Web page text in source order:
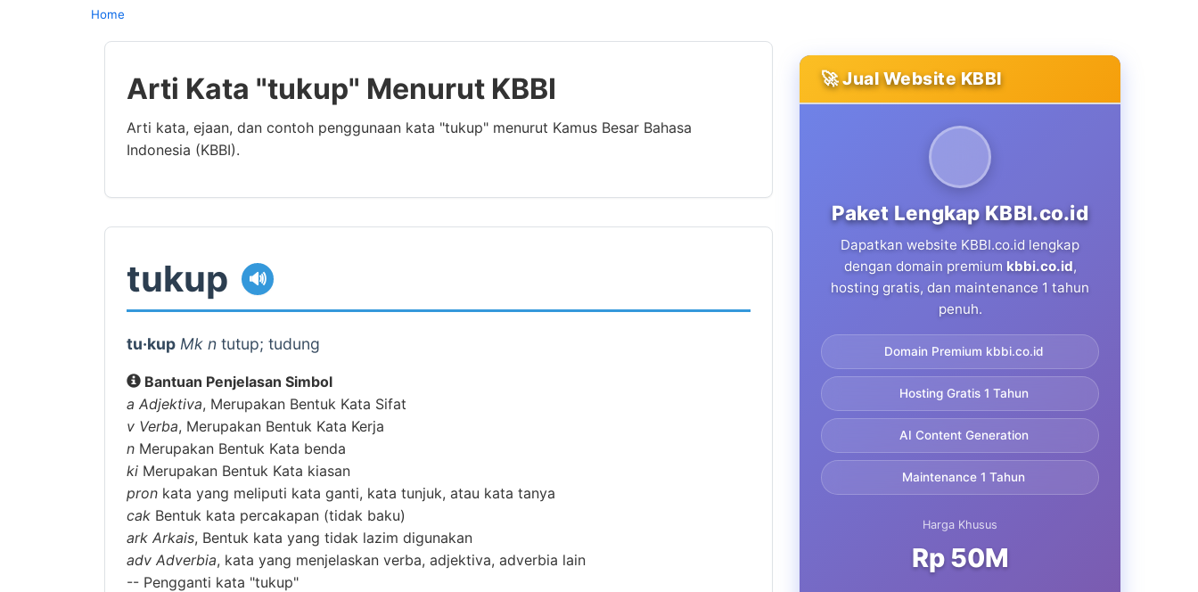
Home
Arti Kata "tukup" Menurut KBBI
Arti kata, ejaan, dan contoh penggunaan kata "tukup" menurut Kamus Besar Bahasa
Indonesia (KBBI).
tukup 🔊
tu·kup Mk n tutup; tudung
Bantuan Penjelasan Simbol
a Adjektiva, Merupakan Bentuk Kata Sifat
v Verba, Merupakan Bentuk Kata Kerja
n Merupakan Bentuk Kata benda
ki Merupakan Bentuk Kata kiasan
pron kata yang meliputi kata ganti, kata tunjuk, atau kata tanya
cak Bentuk kata percakapan (tidak baku)
ark Arkais, Bentuk kata yang tidak lazim digunakan
adv Adverbia, kata yang menjelaskan verba, adjektiva, adverbia lain
-- Pengganti kata "tukup"
🚀 Jual Website KBBI
Paket Lengkap KBBI.co.id
Dapatkan website KBBI.co.id lengkap
dengan domain premium kbbi.co.id,
hosting gratis, dan maintenance 1 tahun
penuh.
Domain Premium kbbi.co.id
Hosting Gratis 1 Tahun
AI Content Generation
Maintenance 1 Tahun
Harga Khusus
Rp 50M